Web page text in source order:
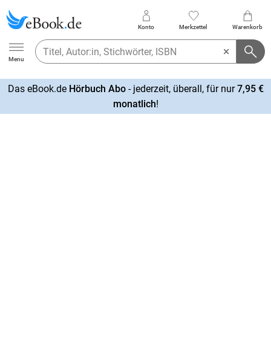
Ebook.de
Menu
Konto Merkzettel Warenkorb
Das eBook.de Hörbuch Abo- jederzeit, überall, für nur7,95 €
monatlich!